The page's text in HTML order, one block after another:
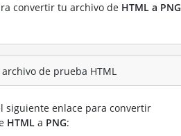
convertir tu archivo de HTML a PNG
de prueba HTML
siguiente enlace para convertir
HTML a PNG: